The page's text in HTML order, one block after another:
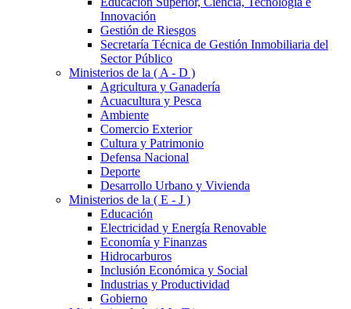
Innovación
Gestión de Riesgos
Secretaría Técnica de Gestión Inmobiliaria del
Sector Público
Ministerios de la ( A - D )
Agricultura y Ganadería
Acuacultura y Pesca
Ambiente
Comercio Exterior
Cultura y Patrimonio
Defensa Nacional
Deporte
Desarrollo Urbano y Vivienda
Ministerios de la ( E - J )
Educación
Electricidad y Energía Renovable
Economía y Finanzas
Hidrocarburos
Inclusión Económica y Social
Industrias y Productividad
Gobierno